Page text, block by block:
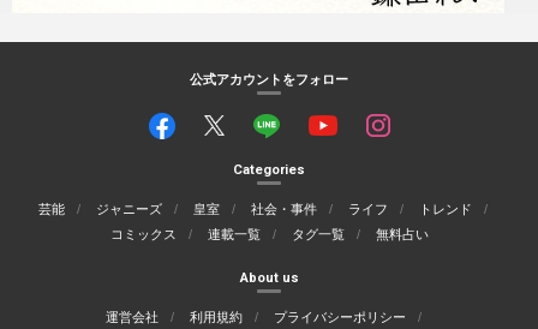
公式アカウントをフォロー
Categories
芸能 ジャニーズ 皇室 社会・事件 ライフ
トレンド
コミックス
連載一覧 タグ一覧 無料占い
About us
運営会社 利用規約
プライバシーポリシー